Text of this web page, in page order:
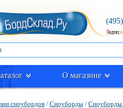
(495)
О магазине
сноубордов/ Сноуборды/ Сноуборды